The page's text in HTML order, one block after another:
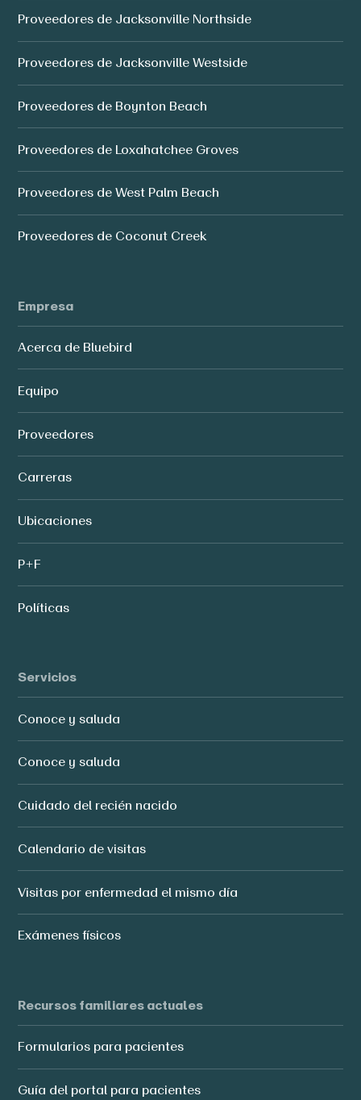
Proveedores de Jacksonville Northside
Proveedores de Jacksonville Westside
Proveedores de Boynton Beach
Proveedores de Loxahatchee Groves
Proveedores de West Palm Beach
Proveedores de Coconut Creek
Empresa
Acerca de Bluebird
Equipo
Proveedores
Carreras
Ubicaciones
P+F
Políticas
Servicios
Conoce y saluda
Conoce y saluda
Cuidado del recién nacido
Calendario de visitas
Visitas por enfermedad el mismo día
Exámenes físicos
Recursos familiares actuales
Formularios para pacientes
Guía del portal para pacientes